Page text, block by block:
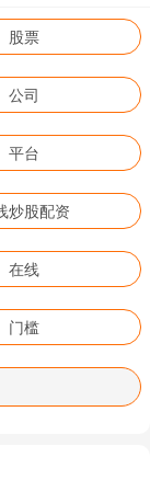
股票
公司
平台
炒股配资
在线
门槛